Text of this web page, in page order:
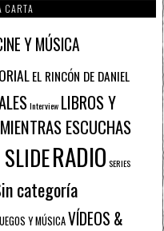
CARTA
Y MÚSICA
EL RINCÓN DE DANIEL
Interview LIBROS Y
ESCUCHAS
RADIO SERIES
categoría
Y MÚSICAVÍDEOS &